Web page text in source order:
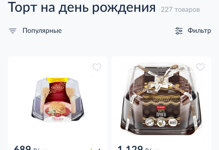
Торт на день рождения 227 товаров
Популярные Фильтр